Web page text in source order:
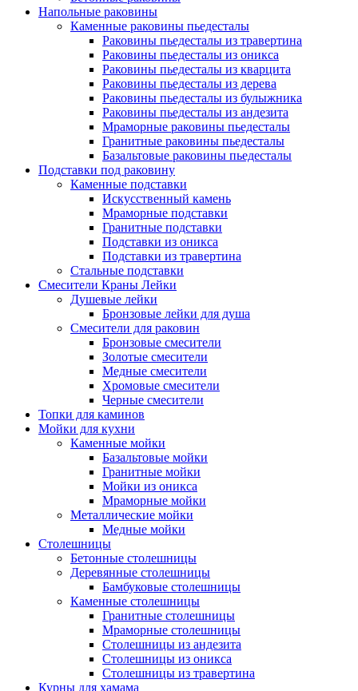
Напольные раковины
Каменные раковины пьедесталы
Раковины пьедесталы из травертина
Раковины пьедесталы из оникса
Раковины пьедесталы из кварцита
Раковины пьедесталы из дерева
Раковины пьедесталы из булыжника
Раковины пьедесталы из андезита
Мраморные раковины пьедесталы
Гранитные раковины пьедесталы
Базальтовые раковины пьедесталы
Подставки под раковину
Каменные подставки
Искусственный камень
Мраморные подставки
Гранитные подставки
Подставки из оникса
Подставки из травертина
Стальные подставки
Смесители Краны Лейки
Душевые лейки
Бронзовые лейки для душа
Смесители для раковин
Бронзовые смесители
Золотые смесители
Медные смесители
Хромовые смесители
Черные смесители
Топки для каминов
Мойки для кухни
Каменные мойки
Базальтовые мойки
Гранитные мойки
Мойки из оникса
Мраморные мойки
Металлические мойки
Медные мойки
Столешницы
Бетонные столешницы
Деревянные столешницы
Бамбуковые столешницы
Каменные столешницы
Гранитные столешницы
Мраморные столешницы
Столешницы из андезита
Столешницы из оникса
Столешницы из травертина
Курны для хамама